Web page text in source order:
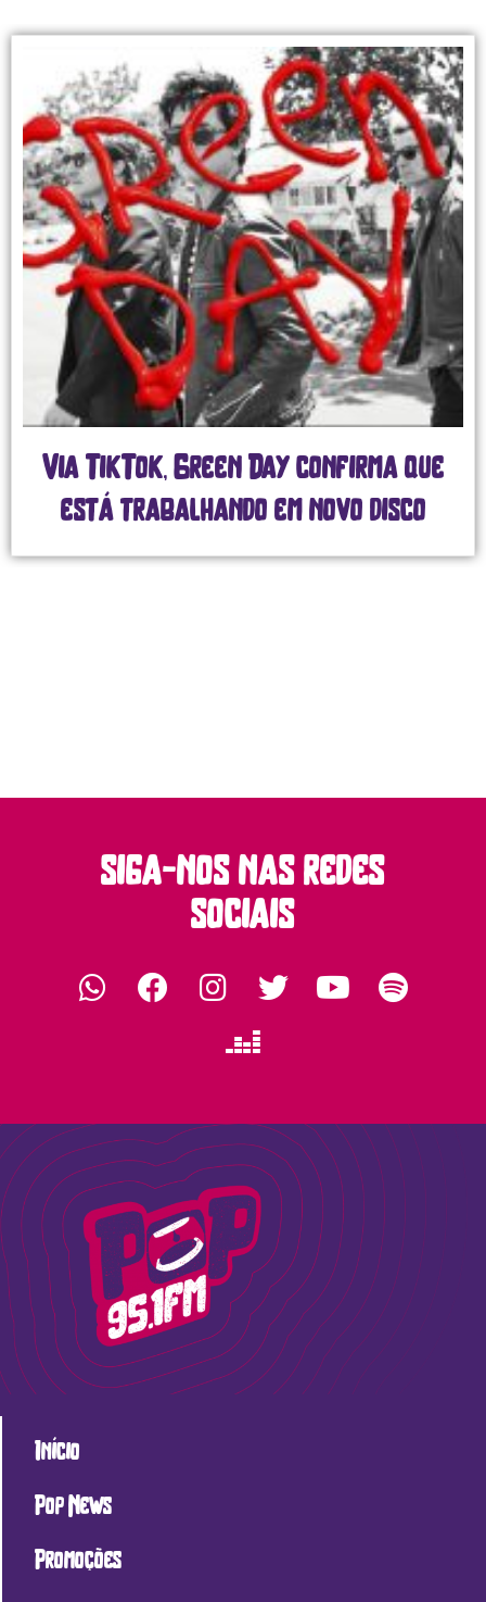
Via TikTok, Green Day confirma que
está trabalhando em novo disco
siga-nos nas redes
sociais
Início
Pop News
Promoções